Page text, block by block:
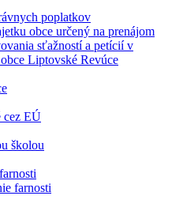
poplatkov
obce určený na prenájom
sťažností a petícií v
Liptovské Revúce
cez EÚ
školou
farnosti